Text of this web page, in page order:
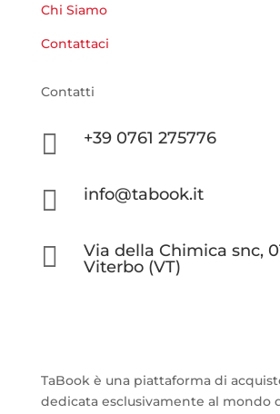
Chi Siamo
Contattaci
Contatti
 +39 0761 275776
 info@tabook.it

Via della Chimica snc,
Viterbo (VT)
TaBook è una piattaforma di
dedicata esclusivamente al mondo